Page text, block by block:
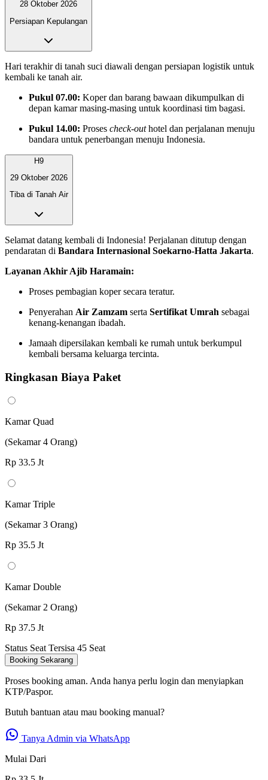
28 Oktober 2026
Persiapan Kepulangan
Hari terakhir di tanah suci diawali dengan persiapan logistik untuk
kembali ke tanah air.
Pukul 07.00: Koper dan barang bawaan dikumpulkan di
depan kamar masing-masing untuk koordinasi tim bagasi.
Pukul 14.00: Proses check-outhotel dan perjalanan menuju
bandara untuk penerbangan menuju Indonesia.
H9
29 Oktober 2026
Tiba di Tanah Air
Selamat datang kembali di Indonesia! Perjalanan ditutup dengan
pendaratan di Bandara Internasional Soekarno-Hatta Jakarta.
Layanan Akhir Ajib Haramain:
Proses pembagian koper secara teratur.
Penyerahan Air Zamzam serta Sertifikat Umrah sebagai
kenang-kenangan ibadah.
Jamaah dipersilakan kembali ke rumah untuk berkumpul
kembali bersama keluarga tercinta.
Ringkasan Biaya Paket
Kamar Quad
(Sekamar 4 Orang)
Rp 33.5 Jt
Kamar Triple
(Sekamar 3 Orang)
Rp 35.5 Jt
Kamar Double
(Sekamar 2 Orang)
Rp 37.5 Jt
Status Seat Tersisa 45 Seat
Booking Sekarang
Proses booking aman. Anda hanya perlu login dan menyiapkan
KTP/Paspor.
Butuh bantuan atau mau booking manual?
Tanya Admin via WhatsApp
Mulai Dari